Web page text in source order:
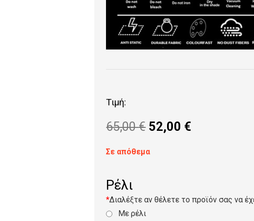
Τιμή:
65,00€ Original
was:
52,00 €
Σε απόθεμα
Ρέλι
*Διαλέξτε αν θέλετε το προϊόν σας να
Με ρέλι